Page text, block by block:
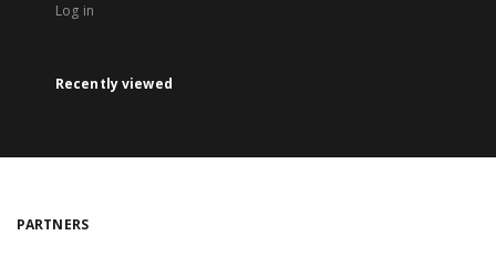
Log in
Recently viewed
PARTNERS